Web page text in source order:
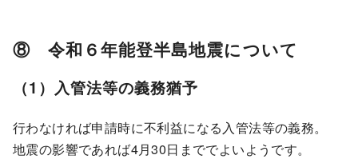
⑧ 令和６年能登半島地震について
（1）入管法等の義務猶予
行わなければ申請時に不利益になる入管法等の義務。
地震の影響であれば4月30日まででよいようです。